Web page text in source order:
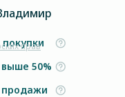
прав
50%
продажи